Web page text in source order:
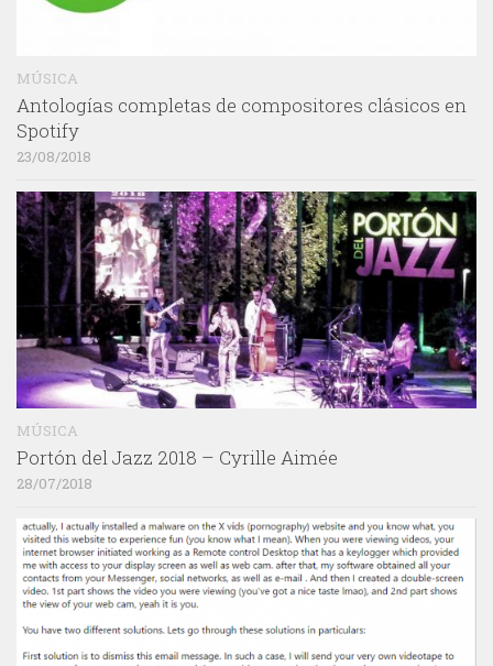
MÚSICA
Antologías completas de compositores clásicos en
Spotify
23/08/2018
MÚSICA
Portón del Jazz 2018 – Cyrille Aimée
28/07/2018